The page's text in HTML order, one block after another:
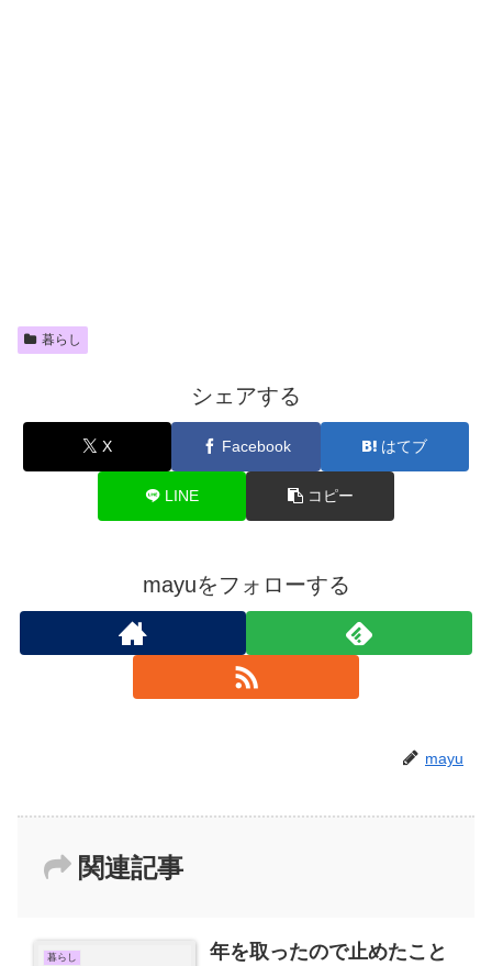
暮らし
シェアする
X Facebook はてブ
LINE コピー
mayuをフォローする
mayu
関連記事
暮らし 年を取ったので止めたこと